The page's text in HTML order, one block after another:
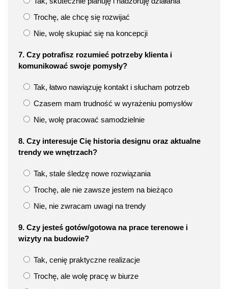
Trochę, ale chcę się rozwijać
Nie, wolę skupiać się na koncepcji
7. Czy potrafisz rozumieć potrzeby klienta i
komunikować swoje pomysły?
Tak, łatwo nawiązuję kontakt i słucham potrzeb
Czasem mam trudność w wyrażeniu pomysłów
Nie, wolę pracować samodzielnie
8. Czy interesuje Cię historia designu oraz aktualne
trendy we wnętrzach?
Tak, stale śledzę nowe rozwiązania
Trochę, ale nie zawsze jestem na bieżąco
Nie, nie zwracam uwagi na trendy
9. Czy jesteś gotów/gotowa na prace terenowe i
wizyty na budowie?
Tak, cenię praktyczne realizacje
Trochę, ale wolę pracę w biurze